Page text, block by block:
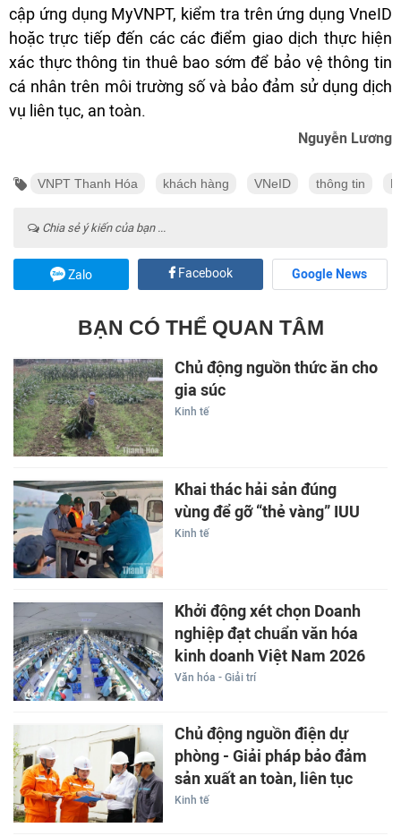
cập ứng dụng MyVNPT, kiểm tra trên ứng dụng VneID
hoặc trực tiếp đến các các điểm giao dịch thực hiện
xác thực thông tin thuê bao sớm để bảo vệ thông tin
cá nhân trên môi trường số và bảo đảm sử dụng dịch
vụ liên tục, an toàn.
Nguyễn Lương
VNPT Thanh Hóa khách hàng VNeID thông tin
Chia sẻ ý kiến của bạn ...
Zalo Facebook Google News
BẠN CÓ THỂ QUAN TÂM
Chủ động nguồn thức ăn cho
gia súc
Kinh tế
Khai thác hải sản đúng
vùng để gỡ “thẻ vàng” IUU
Kinh tế
Khởi động xét chọn Doanh
nghiệp đạt chuẩn văn hóa
kinh doanh Việt Nam 2026
Văn hóa - Giải trí
Chủ động nguồn điện dự
phòng - Giải pháp bảo đảm
sản xuất an toàn, liên tục
Kinh tế